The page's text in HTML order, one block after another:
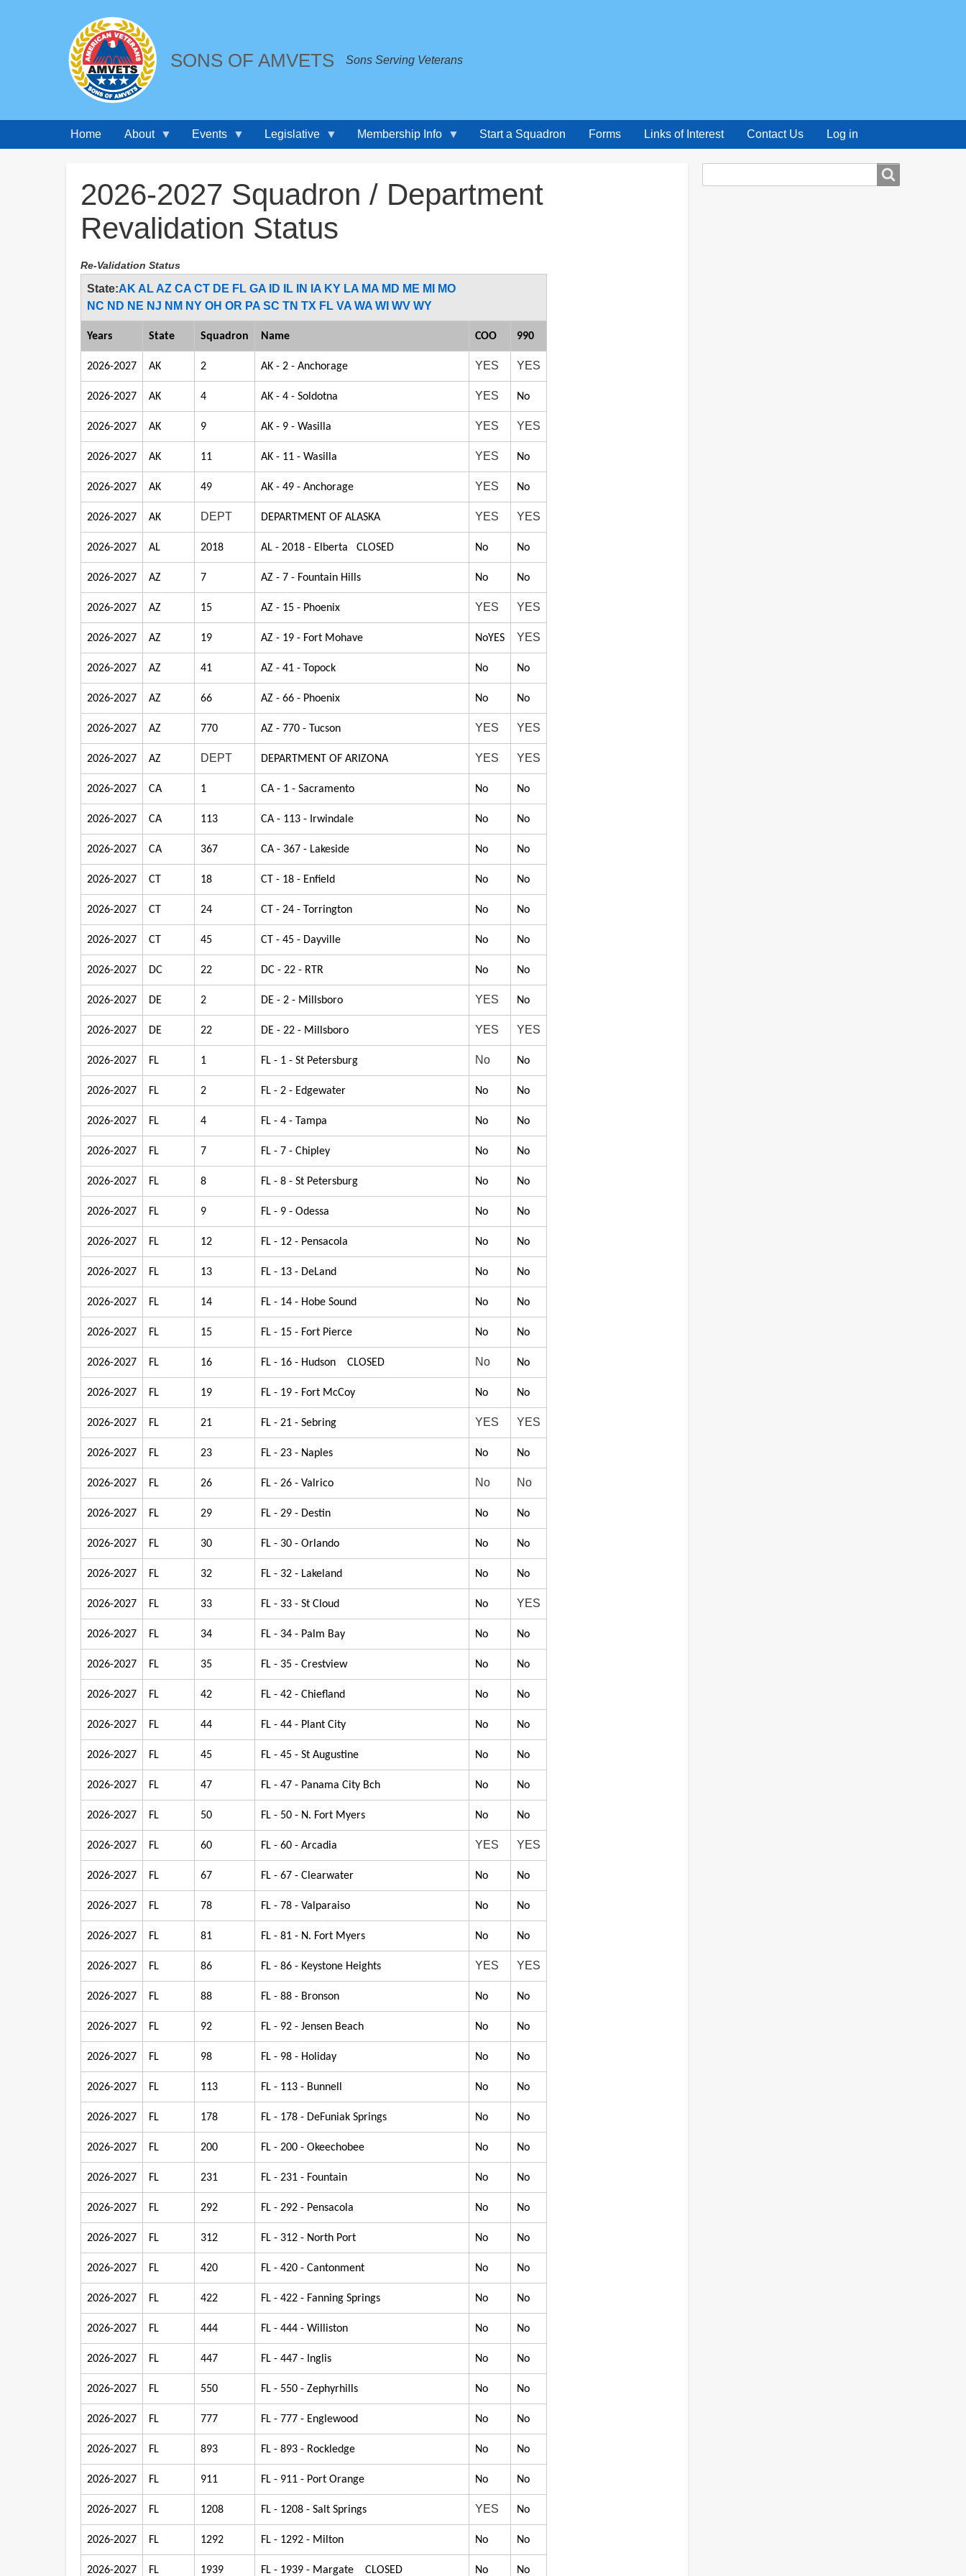
SONS OF AMVETS Sons Serving Veterans
Home About Events Legislative Membership Info Start a Squadron Forms Links of Interest Contact Us Log in
2026-2027 Squadron / Department
Revalidation Status
Re-Validation Status
State:AK AL AZ CA CT DE FL GA ID IL IN IA KY LA MA MD ME MI
MO
NC ND NE NJ NM NY OH OR PA SC TN TX FL VA WA WI WV WY
Years State Squadron Name COO 990
2026-2027 AK 2 AK - 2 - Anchorage YES YES
2026-2027 AK 4 AK - 4 - Soldotna YES No
2026-2027 AK 9 AK - 9 - Wasilla YES YES
2026-2027 AK 11 AK - 11 - Wasilla YES No
2026-2027 AK 49 AK - 49 - Anchorage YES No
2026-2027 AK DEPT DEPARTMENT OF ALASKA YES YES
2026-2027 AL 2018 AL - 2018 - Elberta CLOSED No No
2026-2027 AZ 7 AZ - 7 - Fountain Hills No No
2026-2027 AZ 15 AZ - 15 - Phoenix YES YES
2026-2027 AZ 19 AZ - 19 - Fort Mohave NoYES YES
2026-2027 AZ 41 AZ - 41 - Topock No No
2026-2027 AZ 66 AZ - 66 - Phoenix No No
2026-2027 AZ 770 AZ - 770 - Tucson YES YES
2026-2027 AZ DEPT DEPARTMENT OF ARIZONA YES YES
2026-2027 CA 1 CA - 1 - Sacramento No No
2026-2027 CA 113 CA - 113 - Irwindale No No
2026-2027 CA 367 CA - 367 - Lakeside No No
2026-2027 CT 18 CT - 18 - Enfield No No
2026-2027 CT 24 CT - 24 - Torrington No No
2026-2027 CT 45 CT - 45 - Dayville No No
2026-2027 DC 22 DC - 22 - RTR No No
2026-2027 DE 2 DE - 2 - Millsboro YES No
2026-2027 DE 22 DE - 22 - Millsboro YES YES
2026-2027 FL 1 FL - 1 - St Petersburg No No
2026-2027 FL 2 FL - 2 - Edgewater No No
2026-2027 FL 4 FL - 4 - Tampa No No
2026-2027 FL 7 FL - 7 - Chipley No No
2026-2027 FL 8 FL - 8 - St Petersburg No No
2026-2027 FL 9 FL - 9 - Odessa No No
2026-2027 FL 12 FL - 12 - Pensacola No No
2026-2027 FL 13 FL - 13 - DeLand No No
2026-2027 FL 14 FL - 14 - Hobe Sound No No
2026-2027 FL 15 FL - 15 - Fort Pierce No No
2026-2027 FL 16 FL - 16 - Hudson CLOSED No No
2026-2027 FL 19 FL - 19 - Fort McCoy No No
2026-2027 FL 21 FL - 21 - Sebring YES YES
2026-2027 FL 23 FL - 23 - Naples No No
2026-2027 FL 26 FL - 26 - Valrico No No
2026-2027 FL 29 FL - 29 - Destin No No
2026-2027 FL 30 FL - 30 - Orlando No No
2026-2027 FL 32 FL - 32 - Lakeland No No
2026-2027 FL 33 FL - 33 - St Cloud No YES
2026-2027 FL 34 FL - 34 - Palm Bay No No
2026-2027 FL 35 FL - 35 - Crestview No No
2026-2027 FL 42 FL - 42 - Chiefland No No
2026-2027 FL 44 FL - 44 - Plant City No No
2026-2027 FL 45 FL - 45 - St Augustine No No
2026-2027 FL 47 FL - 47 - Panama City Bch No No
2026-2027 FL 50 FL - 50 - N. Fort Myers No No
2026-2027 FL 60 FL - 60 - Arcadia YES YES
2026-2027 FL 67 FL - 67 - Clearwater No No
2026-2027 FL 78 FL - 78 - Valparaiso No No
2026-2027 FL 81 FL - 81 - N. Fort Myers No No
2026-2027 FL 86 FL - 86 - Keystone Heights YES YES
2026-2027 FL 88 FL - 88 - Bronson No No
2026-2027 FL 92 FL - 92 - Jensen Beach No No
2026-2027 FL 98 FL - 98 - Holiday No No
2026-2027 FL 113 FL - 113 - Bunnell No No
2026-2027 FL 178 FL - 178 - DeFuniak Springs No No
2026-2027 FL 200 FL - 200 - Okeechobee No No
2026-2027 FL 231 FL - 231 - Fountain No No
2026-2027 FL 292 FL - 292 - Pensacola No No
2026-2027 FL 312 FL - 312 - North Port No No
2026-2027 FL 420 FL - 420 - Cantonment No No
2026-2027 FL 422 FL - 422 - Fanning Springs No No
2026-2027 FL 444 FL - 444 - Williston No No
2026-2027 FL 447 FL - 447 - Inglis No No
2026-2027 FL 550 FL - 550 - Zephyrhills No No
2026-2027 FL 777 FL - 777 - Englewood No No
2026-2027 FL 893 FL - 893 - Rockledge No No
2026-2027 FL 911 FL - 911 - Port Orange No No
2026-2027 FL 1208 FL - 1208 - Salt Springs YES No
2026-2027 FL 1292 FL - 1292 - Milton No No
2026-2027 FL 1939 FL - 1939 - Margate CLOSED No No